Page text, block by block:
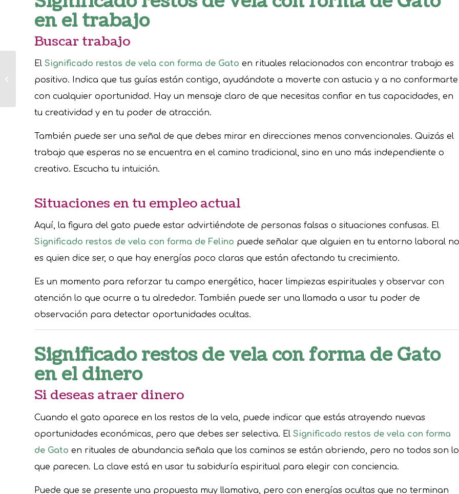
en el trabajo
Buscar trabajo
El Significado restos de vela con forma de Gato en rituales relacionados con encontrar trabajo es
positivo. Indica que tus guías están contigo, ayudándote a moverte con astucia y a no conformarte
con cualquier oportunidad. Hay un mensaje claro de que necesitas confiar en tus capacidades, en
tu creatividad y en tu poder de atracción.
También puede ser una señal de que debes mirar en direcciones menos convencionales. Quizás el
trabajo que esperas no se encuentra en el camino tradicional, sino en uno más independiente o
creativo. Escucha tu intuición.
Situaciones en tu empleo actual
Aquí, la figura del gato puede estar advirtiéndote de personas falsas o situaciones confusas. El
Significado restos de vela con forma de Felino puede señalar que alguien en tu entorno laboral no
es quien dice ser, o que hay energías poco claras que están afectando tu crecimiento.
Es un momento para reforzar tu campo energético, hacer limpiezas espirituales y observar con
atención lo que ocurre a tu alrededor. También puede ser una llamada a usar tu poder de
observación para detectar oportunidades ocultas.
Significado restos de vela con forma de Gato
en el dinero
Si deseas atraer dinero
Cuando el gato aparece en los restos de la vela, puede indicar que estás atrayendo nuevas
oportunidades económicas, pero que debes ser selectiva. El Significado restos de vela con forma
de Gato en rituales de abundancia señala que los caminos se están abriendo, pero no todos son lo
que parecen. La clave está en usar tu sabiduría espiritual para elegir con conciencia.
Puede que se presente una propuesta muy llamativa, pero con energías ocultas que no terminan
¿Significado restos
de vela con forma